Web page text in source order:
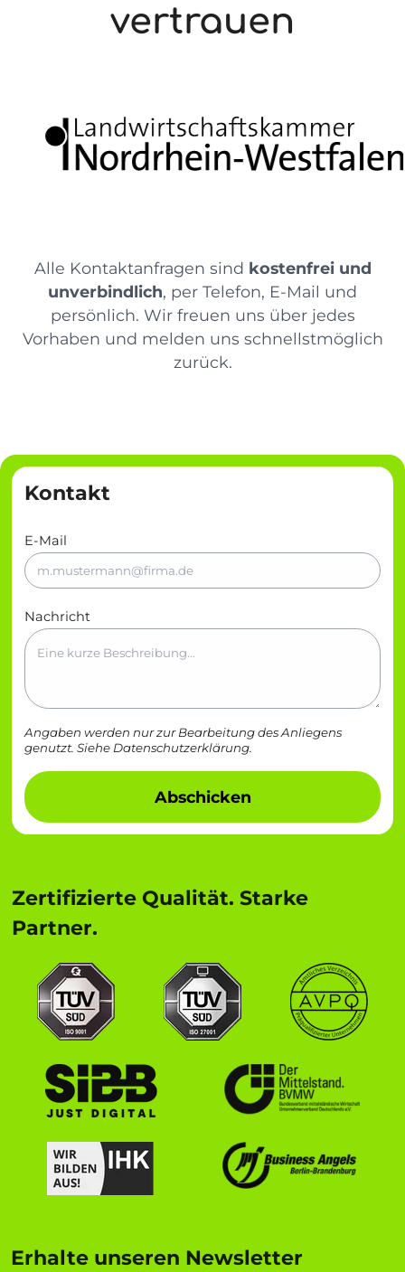
vertrauen
Alle Kontaktanfragen sind kostenfrei und
unverbindlich, per Telefon, E-Mail und
persönlich. Wir freuen uns über jedes
Vorhaben und melden uns schnellstmöglich
zurück.
Kontakt
E-Mail
Nachricht
Angaben werden nur zur Bearbeitung des Anliegens
genutzt. Siehe Datenschutzerklärung.
Abschicken
Zertifizierte Qualität. Starke
Partner.
Erhalte unseren Newsletter